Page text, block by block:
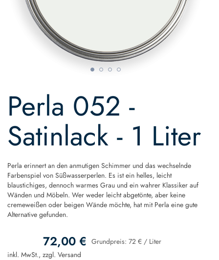
Perla 052 -
Satinlack - 1 Liter
Perla erinnert an den anmutigen Schimmer und das wechselnde
Farbenspiel von Süßwasserperlen. Es ist ein helles, leicht
blaustichiges, dennoch warmes Grau und ein wahrer Klassiker auf
Wänden und Möbeln. Wer weder leicht abgetönte, aber keine
cremeweißen oder beigen Wände möchte, hat mit Perla eine gute
Alternative gefunden.
72,00 € Grundpreis: 72 € / Liter
inkl. MwSt., zzgl. Versand
the
beginning
the
images